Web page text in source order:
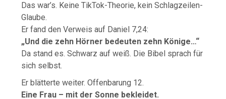
Das war’s. Keine TikTok-Theorie, kein Schlagzeilen-
Glaube.
Er fand den Verweis auf Daniel 7,24:
„Und die zehn Hörner bedeuten zehn Könige…“
Da stand es. Schwarz auf weiß. Die Bibel sprach für
sich selbst.
Er blätterte weiter. Offenbarung 12.
Eine Frau – mit der Sonne bekleidet.